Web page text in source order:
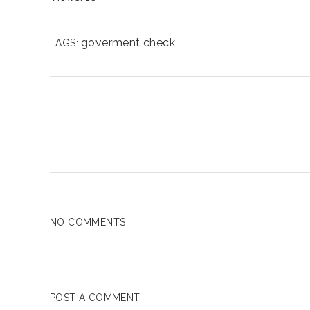
TAGS: goverment check
NO COMMENTS
POST A COMMENT